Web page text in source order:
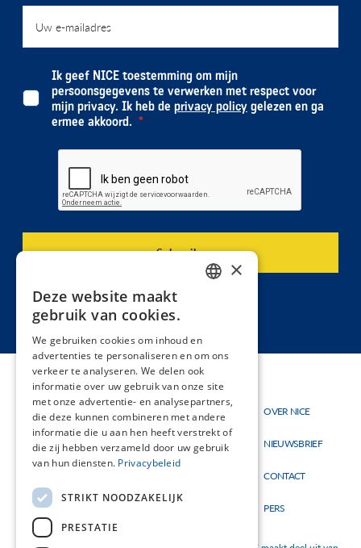
Ik geef NICE toestemming om mijn
persoonsgegevens te verwerken met respect voor
mijn privacy. Ik heb de privacy policy gelezen en ga
ermee akkoord.
Hoofdnavigatie
Thema's
Materialen
Nieuw
Topmenu
OVER NICE
NIEUWSBRIEF
CONTACT
PERS
×
Deze website maakt
gebruik van cookies.
We gebruiken cookies om inhoud en
advertenties te personaliseren en om ons
verkeer te analyseren. We delen ook
informatie over uw gebruik van onze site
met onze advertentie- en analysepartners,
die deze kunnen combineren met andere
informatie die u aan hen heeft verstrekt of
die zij hebben verzameld door uw gebruik
van hun diensten. Privacybeleid
STRIKT NOODZAKELIJK
PRESTATIE